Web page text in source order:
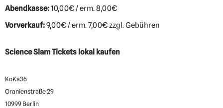
Abendkasse:10,00€ / erm. 8,00€
Vorverkauf:9,00€ / erm. 7,00€ zzgl. Gebühren
Science Slam Tickets lokal kaufen
KoKa36
Oranienstraße 29
10999 Berlin